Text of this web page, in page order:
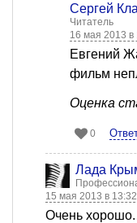
Сергей
Читатель
16 мая 2013 в
Евгений
фильм
Оценка
0
Лада
15 мая 2013 в 13:32
Очень хорошо.